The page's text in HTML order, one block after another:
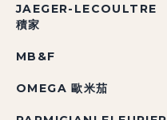
JAEGER-LECOULTRE
積家
MB&F
OMEGA 歐米茄